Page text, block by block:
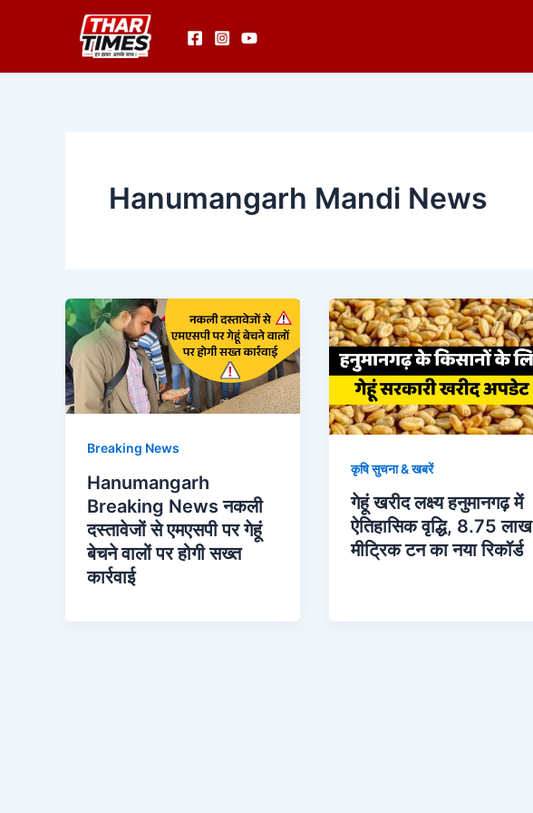
Hanumangarh Mandi News
Breaking News
Hanumangarh
Breaking News नकली
दस्तावेजों से एमएसपी पर गेहूं
बेचने वालों पर होगी सख्त
कार्रवाई
कृषि सुचना & खबरें
गेहूं खरीद लक्ष्य हनुमानगढ़ में
ऐतिहासिक वृद्धि, 8.75 लाख
मीट्रिक टन का नया रिकॉर्ड